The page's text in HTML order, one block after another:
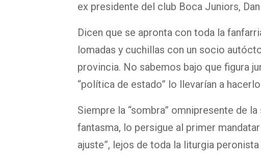
ex presidente del club Boca Juniors,
Dicen que se apronta con toda la
lomadas y cuchillas con un socio
provincia. No sabemos bajo que figura
“política de estado” lo llevarían a
Siempre la “sombra” omnipresente de
fantasma, lo persigue al primer
ajuste”, lejos de toda la liturgia peronista